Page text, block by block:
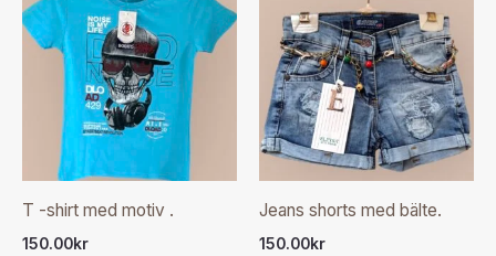
T -shirt med motiv .
150.00kr
Jeans shorts med bälte.
150.00kr
här
produkten
har
flera
varianter.
De